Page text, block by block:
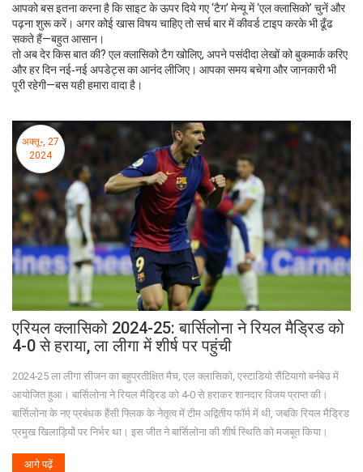
आपको बस इतना करना है कि साइट के ऊपर दिये गए ‘टैग’ मेन्यू में ‘एल क्लासिको’ चुनें और
पढ़ना शुरू करें। अगर कोई खास विषय चाहिए तो सर्च बार में कीवर्ड टाइप करके भी ढूँढ
सकते हैं—बहुत आसान।
तो अब देर किस बात की? एल क्लासिको टैग खोलिए, अपने पसंदीदा लेखों को बुकमार्क करिए
और हर दिन नई‑नई अपडेट्स का आनंद लीजिए। आपका समय बचेगा और जानकारी भी
पूरी रहेगी—बस यही हमारा वादा है।
अक्तू॰, 27
2024
एरियल क्लासिको 2024-25: बार्सिलोना ने रियल मैड्रिड को
4-0 से हराया, ला लीगा में शीर्ष पर पहुंची
2024-25 ला लीगा सीजन का बहुप्रतीक्षित मैच, एल क्लासिको, एस्टाडियो सैंटियागो बर्नबेउ में
आयोजित हुआ। बार्सिलोना ने रियल मैड्रिड को 4-0 से हराकर शानदार विजय प्राप्त की।
बार्सिलोना के नए प्रबंधक हैंसी फ्लिक के नेतृत्व में टीम अद्वितीय फॉर्म में थी, जबकि रियल मैड्रिड
प्रमुख खिलाड़ियों पर निर्भर था। इस जीत ने बार्सिलोना की शीर्ष स्थिति को मजबूत किया।
आगे पढ़ें